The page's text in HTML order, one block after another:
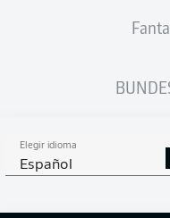
Elegir idioma
Español
90'+ 3 Tarjeta amarilla